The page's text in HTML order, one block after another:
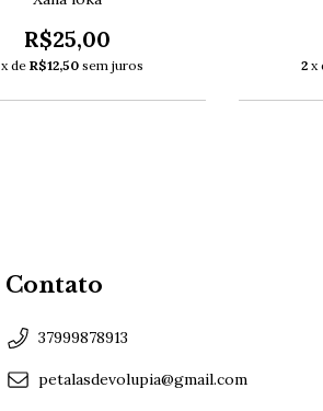
R$25,00
x de R$12,50 sem juros 2 x
Contato
37999878913
petalasdevolupia@gmail.com